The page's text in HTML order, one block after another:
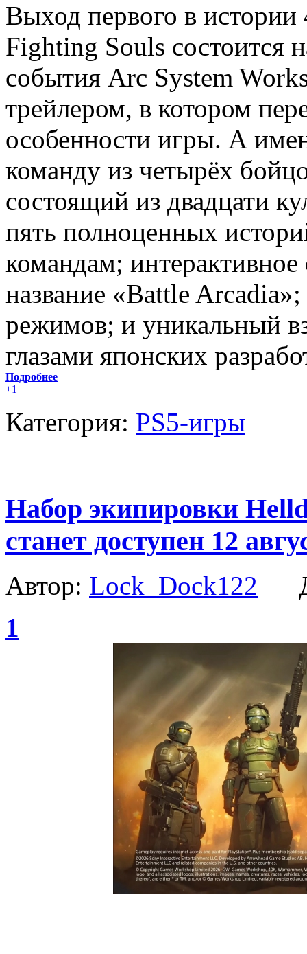
Выход первого в
Fighting Souls состоится
события Arc System
трейлером, в котором
особенности игры. А
команду из четырёх
состоящий из двадцати
пять полноценных
командам;
название «Battle
режимов; и уникальный
глазами японских
Подробнее
+1
Категория: PS5-игры
Набор экипировки
станет доступен 12
Автор: Lock_Dock122
1